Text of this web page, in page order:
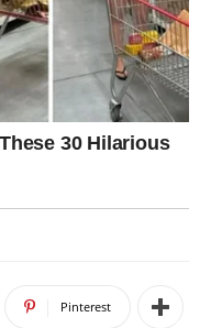
Pinterest